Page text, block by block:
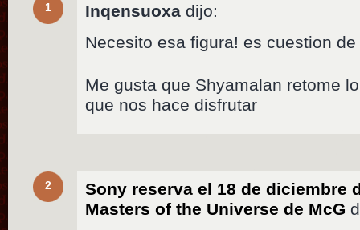
1 Inqensuoxa dijo:
Necesito esa figura! es cuestion
Me gusta que Shyamalan retome
que nos hace disfrutar
2
Sony reserva el 18 de diciembre
Masters of the Universe de McG